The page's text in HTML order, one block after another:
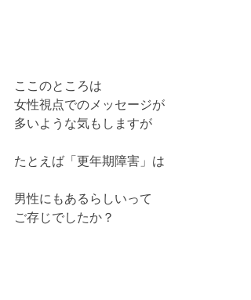
ここのところは
女性視点でのメッセージが
多いような気もしますが
たとえば「更年期障害」は
男性にもあるらしいって
ご存じでしたか？